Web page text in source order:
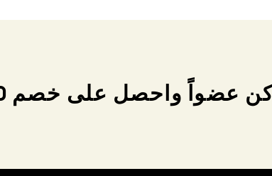
كن عضواً واحصل على خصم 10٪